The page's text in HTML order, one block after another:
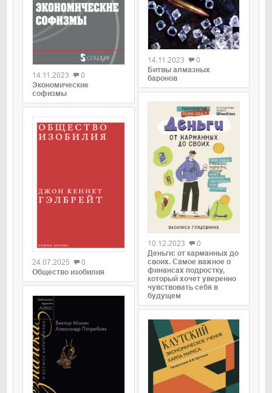
0
14.11.2023
0
Экономические
софизмы
24.07.2025
0
Общество изобилия
0
14.11.2023
0
Битвы алмазных
баронов
10.12.2023
0
Деньги: от карманных до
своих. Самое важное о
финансах подростку,
который хочет уверенно
чувствовать себя в
будущем